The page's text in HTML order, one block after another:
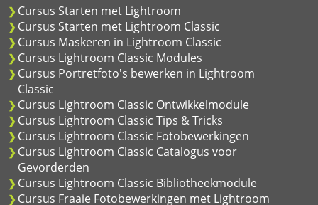
Cursus Starten met Lightroom
Cursus Starten met Lightroom Classic
Cursus Maskeren in Lightroom Classic
Cursus Lightroom Classic Modules
Cursus Portretfoto's bewerken in Lightroom
Classic
Cursus Lightroom Classic Ontwikkelmodule
Cursus Lightroom Classic Tips & Tricks
Cursus Lightroom Classic Fotobewerkingen
Cursus Lightroom Classic Catalogus voor
Gevorderden
Cursus Lightroom Classic Bibliotheekmodule
Cursus Fraaie Fotobewerkingen met Lightroom